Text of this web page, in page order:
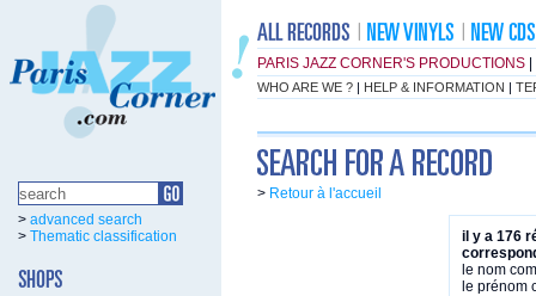
PARIS JAZZ CORNER'S PRODUCTIONS
WHO ARE WE ? | HELP & INFORMATION |
> advanced search
> Thematic classification
> Retour à l'accueil
il y a 176
le nom
le prénom